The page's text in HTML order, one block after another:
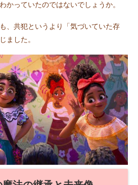
かっていたのではないでしょうか。
、共犯というより「気づいていた存
ました。